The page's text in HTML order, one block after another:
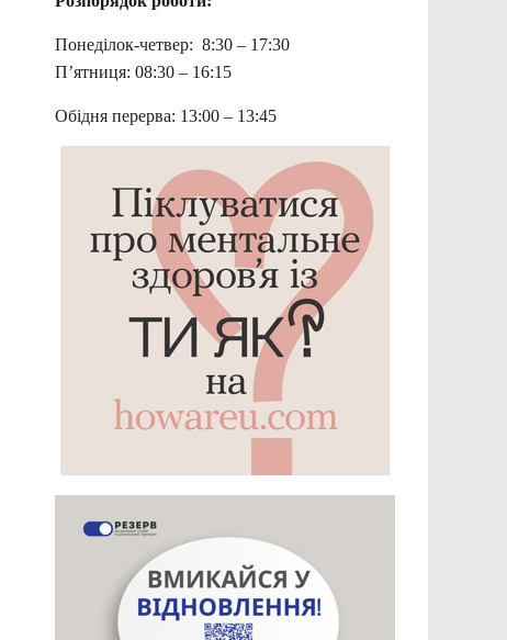
Понеділок-четвер: 8:30 – 17:30
П’ятниця: 08:30 – 16:15
Обідня перерва: 13:00 – 13:45